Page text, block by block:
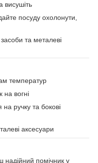
висушіть
посуду охолонути,
та металеві
температур
вогні
ручку та бокові
аксесуари
помічник у